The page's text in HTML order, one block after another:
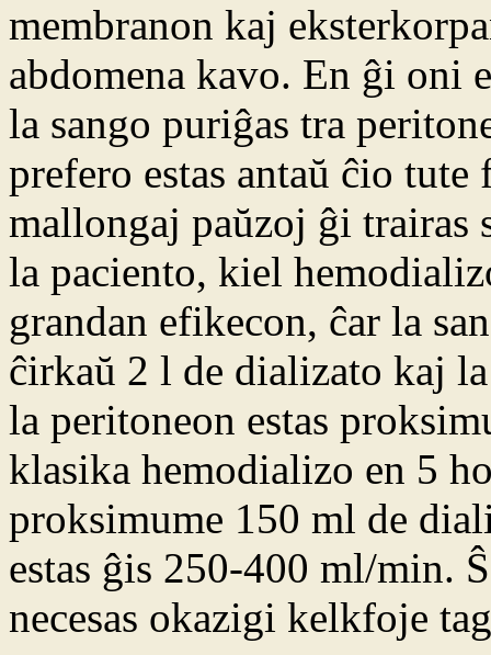
membranon kaj
abdomena kavo. En ĝi oni
la sango puriĝas tra
prefero estas antaŭ ĉio
mallongaj paŭzoj ĝi trairas
la paciento, kiel
grandan efikecon, ĉar la
ĉirkaŭ 2 l de dializato kaj
la peritoneon estas
klasika hemodializo en 5
proksimume 150 ml de
estas ĝis 250-400 ml/min.
necesas okazigi kelkfoje